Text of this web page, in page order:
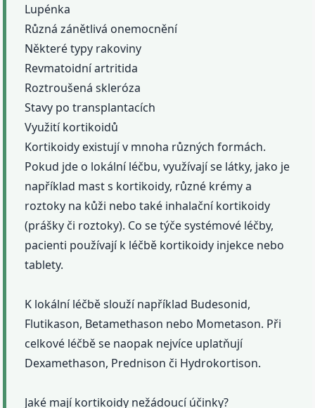
Lupénka
Různá zánětlivá onemocnění
Některé typy rakoviny
Revmatoidní artritida
Roztroušená skleróza
Stavy po transplantacích
Využití kortikoidů
Kortikoidy existují v mnoha různých formách.
Pokud jde o lokální léčbu, využívají se látky, jako je
například mast s kortikoidy, různé krémy a
roztoky na kůži nebo také inhalační kortikoidy
(prášky či roztoky). Co se týče systémové léčby,
pacienti používají k léčbě kortikoidy injekce nebo
tablety.
K lokální léčbě slouží například Budesonid,
Flutikason, Betamethason nebo Mometason. Při
celkové léčbě se naopak nejvíce uplatňují
Dexamethason, Prednison či Hydrokortison.
Jaké mají kortikoidy nežádoucí účinky?